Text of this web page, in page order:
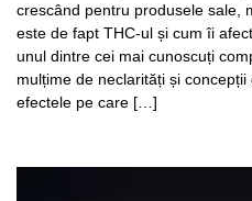
crescând pentru produsele sale,
este de fapt THC-ul și cum îi
unul dintre cei mai cunoscuți
mulțime de neclarități și
efectele pe care […]